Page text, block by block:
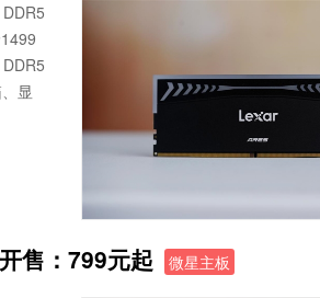
显
售：799元起 微星主板